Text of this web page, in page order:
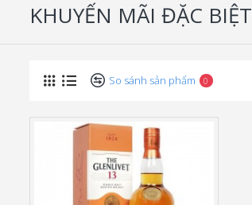
KHUYẾN MÃI ĐẶC BIỆT
So sánh sản phẩm 0